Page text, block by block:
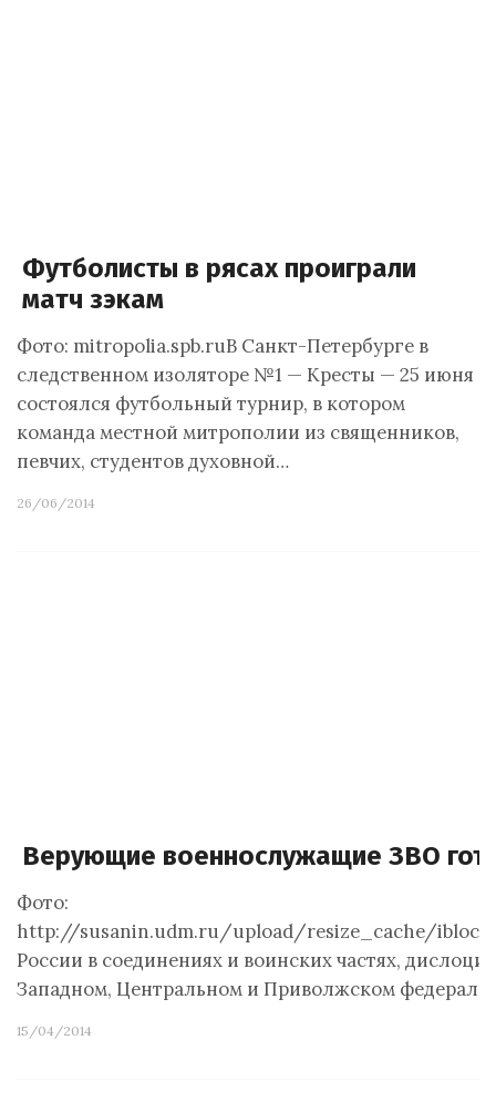
Футболисты в рясах проиграли
матч зэкам
Фото: mitropolia.spb.ruВ Санкт-Петербурге в
следственном изоляторе №1 — Кресты — 25 июня
состоялся футбольный турнир, в котором
команда местной митрополии из священников,
певчих, студентов духовной…
26/06/2014
Верующие военнослужащие ЗВО
Фото:
http://susanin.udm.ru/upload/resize_cache/iblock/
России в соединениях и воинских частях,
Западном, Центральном и Приволжском
15/04/2014